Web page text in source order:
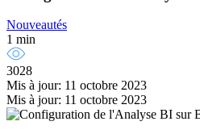
Nouveautés
1 min
3028
Mis à jour: 11 octobre 2023
Mis à jour: 11 octobre 2023